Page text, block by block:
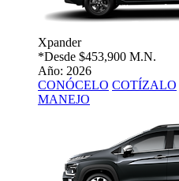
Xpander
*Desde $453,900 M.N.
Año: 2026
CONÓCELO COTÍZALO
MANEJO